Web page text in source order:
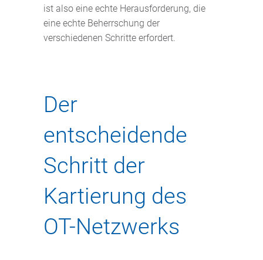
ist also eine echte Herausforderung, die
eine echte Beherrschung der
verschiedenen Schritte erfordert.
Der
entscheidende
Schritt der
Kartierung des
OT-Netzwerks